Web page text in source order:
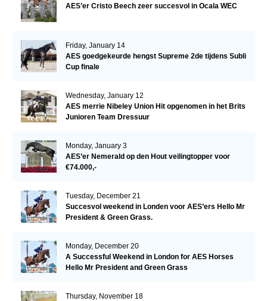
AES’er Cristo Beech zeer succesvol in Ocala WEC
Friday, January 14
AES goedgekeurde hengst Supreme 2de tijdens Subli
Cup finale
Wednesday, January 12
AES merrie Nibeley Union Hit opgenomen in het Brits
Junioren Team Dressuur
Monday, January 3
AES’er Nemerald op den Hout veilingtopper voor
€74.000,-
Tuesday, December 21
Succesvol weekend in Londen voor AES’ers Hello Mr
President & Green Grass.
Monday, December 20
A Successful Weekend in London for AES Horses
Hello Mr President and Green Grass
Thursday, November 18